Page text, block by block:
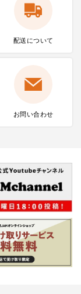
配送について
お問い合わせ